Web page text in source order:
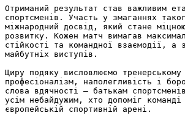
Отриманий результат став важливим
спортсменів. Участь у змаганнях
міжнародний досвід, який стане
розвитку. Кожен матч вимагав
стійкості та командної взаємодії, а
майбутніх виступів.
Щиру подяку висловлюємо
професіоналізм, наполегливість і
слова вдячності – батькам
усім небайдужим, хто допоміг
європейській спортивній арені.